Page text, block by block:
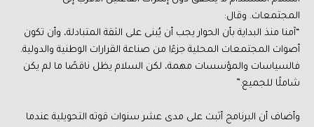
المجتمعات. وقال:
“آمنا منذ البداية بأن الحوار يجب أن يُبنى على الثقة المتبادلة، وأن تكون
أصوات المجتمعات المحلية جزءًا من صناعة القرارات الوطنية والدولية.
فالسياسات والمؤسسات مهمة، لكن السلام يظل ناقصًا ما لم يكن
شاملًا للجميع.”
وأضاف أن البرنامج أثبت على مدى عشر سنوات قوته التحويلية عندما